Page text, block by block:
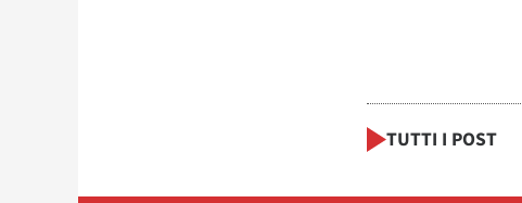
TUTTI I POST